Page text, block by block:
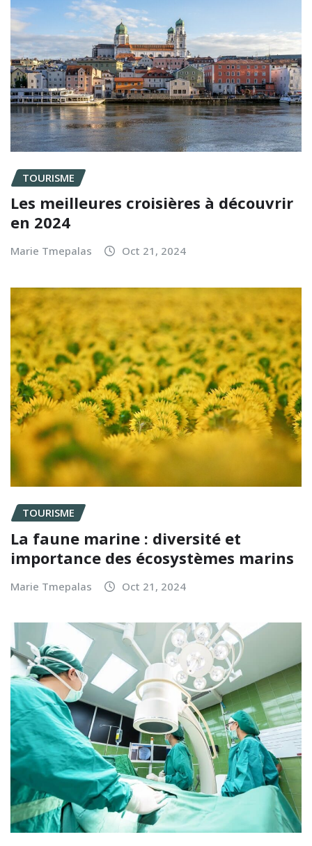
TOURISME
Les meilleures croisières à découvrir
en 2024
Marie Tmepalas Oct 21, 2024
TOURISME
La faune marine : diversité et
importance des écosystèmes marins
Marie Tmepalas Oct 21, 2024